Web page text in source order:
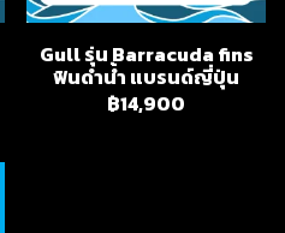
Gull รุ่น Barracuda fins
ฟินดำน้ำ แบรนด์ญี่ปุ่น
฿14,900